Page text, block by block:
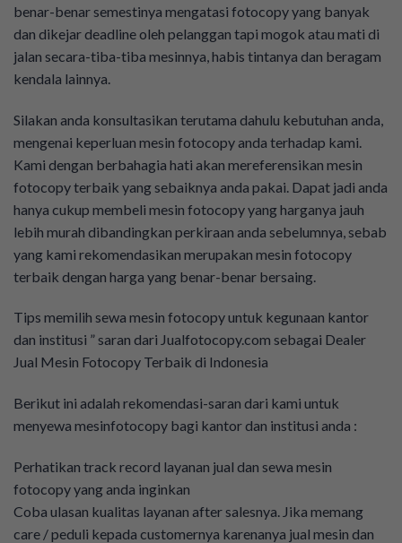
benar-benar semestinya mengatasi fotocopy yang banyak
dan dikejar deadline oleh pelanggan tapi mogok atau mati di
jalan secara-tiba-tiba mesinnya, habis tintanya dan beragam
kendala lainnya.
Silakan anda konsultasikan terutama dahulu kebutuhan anda,
mengenai keperluan mesin fotocopy anda terhadap kami.
Kami dengan berbahagia hati akan mereferensikan mesin
fotocopy terbaik yang sebaiknya anda pakai. Dapat jadi anda
hanya cukup membeli mesin fotocopy yang harganya jauh
lebih murah dibandingkan perkiraan anda sebelumnya, sebab
yang kami rekomendasikan merupakan mesin fotocopy
terbaik dengan harga yang benar-benar bersaing.
Tips memilih sewa mesin fotocopy untuk kegunaan kantor
dan institusi ” saran dari Jualfotocopy.com sebagai Dealer
Jual Mesin Fotocopy Terbaik di Indonesia
Berikut ini adalah rekomendasi-saran dari kami untuk
menyewa mesinfotocopy bagi kantor dan institusi anda :
Perhatikan track record layanan jual dan sewa mesin
fotocopy yang anda inginkan
Coba ulasan kualitas layanan after salesnya. Jika memang
care / peduli kepada customernya karenanya jual mesin dan